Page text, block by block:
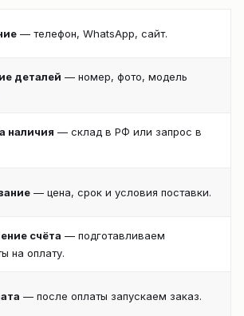
— телефон, WhatsApp, сайт.
деталей — номер, фото, модель
наличия — склад в РФ или запрос в
— цена, срок и условия поставки.
счёта — подготавливаем
на оплату.
— после оплаты запускаем заказ.